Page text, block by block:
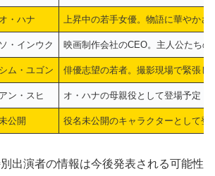
オ・ハナ 上昇中の若手女優。物語に華やか
ソ・インウク 映画制作会社のCEO。主人公たち
シム・ユゴン 俳優志望の若者。撮影現場で緊張し
アン・スヒ オ・ハナの母親役として登場予定
公開 役名未公開のキャラクターとして登
出演者の情報は今後発表される可能性